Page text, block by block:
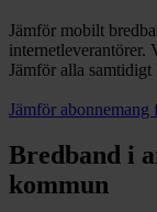
Jämför mobilt
internetleverantörer.
Jämför alla samtidigt
Jämför
Bredband i
kommun